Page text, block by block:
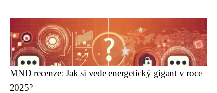
MND recenze: Jak si vede energetický gigant v roce
2025?